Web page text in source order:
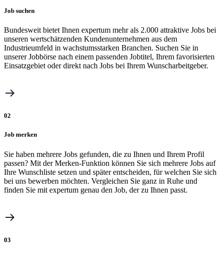
Job suchen
Bundesweit bietet Ihnen expertum mehr als 2.000 attraktive Jobs bei
unseren wertschätzenden Kundenunternehmen aus dem
Industrieumfeld in wachstumsstarken Branchen. Suchen Sie in
unserer Jobbörse nach einem passenden Jobtitel, Ihrem favorisierten
Einsatzgebiet oder direkt nach Jobs bei Ihrem Wunscharbeitgeber.
02
Job merken
Sie haben mehrere Jobs gefunden, die zu Ihnen und Ihrem Profil
passen? Mit der Merken-Funktion können Sie sich mehrere Jobs auf
Ihre Wunschliste setzen und später entscheiden, für welchen Sie sich
bei uns bewerben möchten. Vergleichen Sie ganz in Ruhe und
finden Sie mit expertum genau den Job, der zu Ihnen passt.
03